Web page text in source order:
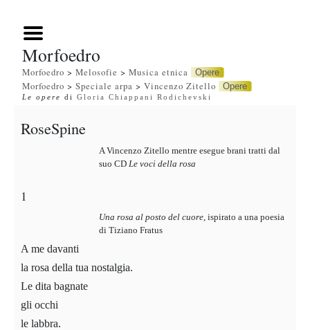
Morfoedro
Morfoedro > Melosofie > Musica etnica Opere
Morfoedro > Speciale arpa > Vincenzo Zitello Opere
Le opere di Gloria Chiappani Rodichevski
RoseSpine
A Vincenzo Zitello mentre esegue brani tratti dal
suo CD Le voci della rosa
1
Una rosa al posto del cuore, ispirato a una poesia
di Tiziano Fratus
A me davanti
la rosa della tua nostalgia.
Le dita bagnate
gli occhi
le labbra.